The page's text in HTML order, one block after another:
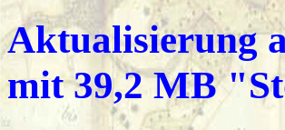
Aktualisierung
mit 39,2 MB